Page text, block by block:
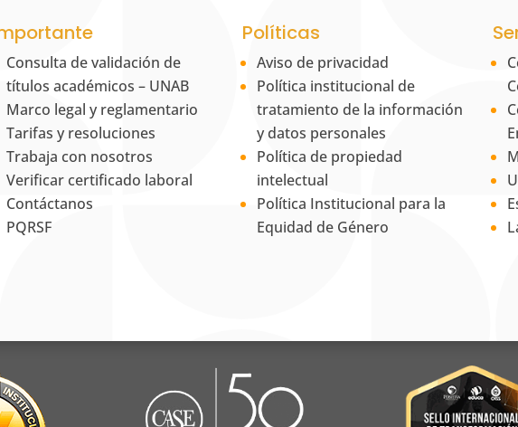
Consulta de validación de
títulos académicos – UNAB
Marco legal y reglamentario
Tarifas y resoluciones
Trabaja con nosotros
Verificar certificado laboral
Contáctanos
PQRSF
Políticas
Aviso de privacidad
Política institucional de
tratamiento de la información
y datos personales
Política de propiedad
intelectual
Política Institucional para la
Equidad de Género